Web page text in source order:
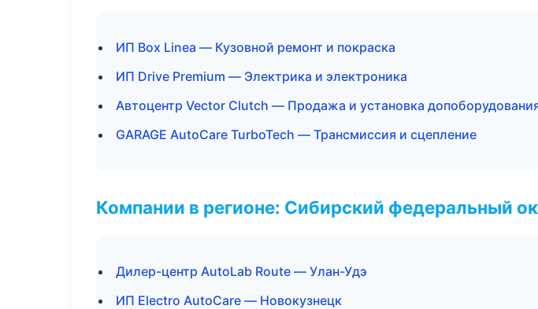
ИП Box Linea — Кузовной ремонт и покраска
ИП Drive Premium — Электрика и электроника
Автоцентр Vector Clutch — Продажа и установка
GARAGE AutoCare TurboTech — Трансмиссия и сцепление
Компании в регионе: Сибирский федеральный
Дилер-центр AutoLab Route — Улан-Удэ
ИП Electro AutoCare — Новокузнецк